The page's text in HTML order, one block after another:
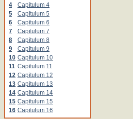
4
Capitulum 4
5
Capitulum 5
6
Capitulum 6
7
Capitulum 7
8
Capitulum 8
9
Capitulum 9
10 Capitulum 10
11 Capitulum 11
12 Capitulum 12
13 Capitulum 13
14 Capitulum 14
15 Capitulum 15
16 Capitulum 16